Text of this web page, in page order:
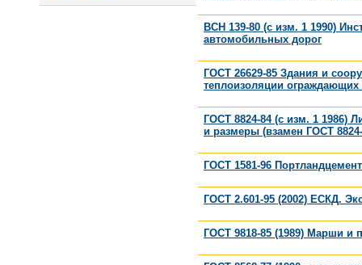
ВСН 139-80 (с изм. 1 1990)
автомобильных дорог
ГОСТ 26629-85 Здания и
теплоизоляции ограждающих
ГОСТ 8824-84 (с изм. 1 1986)
и размеры (взамен ГОСТ
ГОСТ 1581-96
ГОСТ 2.601-95 (2002) ЕСКД.
ГОСТ 9818-85 (1989) Марши и